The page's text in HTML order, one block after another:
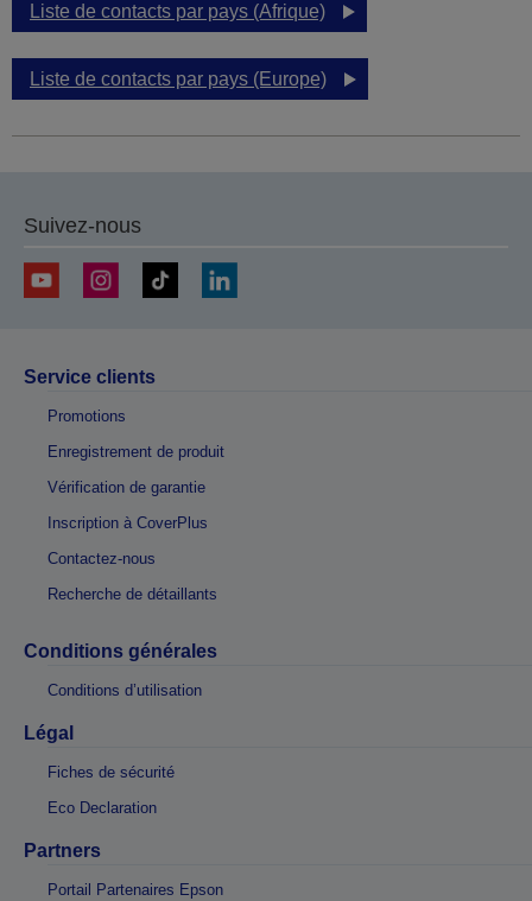
Liste de contacts par pays (Afrique)
Liste de contacts par pays (Europe)
Suivez-nous
Service clients
Promotions
Enregistrement de produit
Vérification de garantie
Inscription à CoverPlus
Contactez-nous
Recherche de détaillants
Conditions générales
Conditions d’utilisation
Légal
Fiches de sécurité
Eco Declaration
Partners
Portail Partenaires Epson